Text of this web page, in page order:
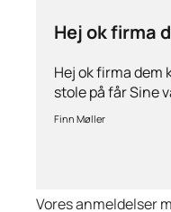
Hej ok firma
Hej ok firma dem
stole på får Sine
hurtig levering
Finn Møller
Vores anmeldelser